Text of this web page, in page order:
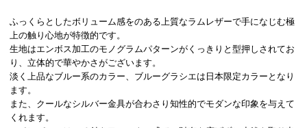
ふっくらとしたボリューム感をのある上質なラムレザーで手になじむ極
上の触り心地が特徴的です。
生地はエンボス加工のモノグラムパターンがくっきりと型押しされてお
り、立体的で華やかさがございます。
淡く上品なブルー系のカラー、ブルーグラシエは日本限定カラーとなり
ます。
また、クールなシルバー金具が合わさり知性的でモダンな印象を与えて
くれます。